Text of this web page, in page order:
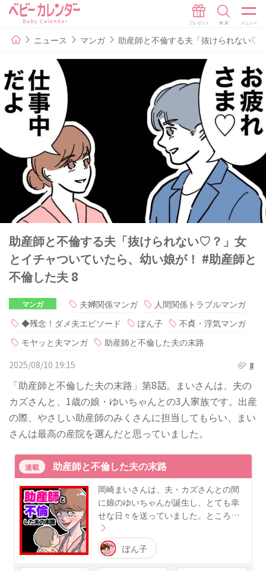
ニュース マンガ 助産師と不倫する夫「抜けられない♡
助産師と不倫する夫「抜けられない♡？」女
とイチャついていたら、幼い娘が！ #助産師と
不倫した夫 8
マンガ 夫婦関係マンガ
人間関係トラブルマンガ
◆残念！ダメ夫エピソード
ぽん子
不貞・浮気マンガ
モヤッと夫マンガ
助産師と不倫した夫の末路
2025/08/10 19:15
8
「助産師と不倫した夫の末路」第8話。まいさんは、夫の
カズさんと、1歳の娘・ゆいちゃんとの3人家族です。出産
の際、やさしい助産師のみくさんに担当してもらい、まい
さんは最高の産院を選んだと思っていました。
連載 助産師と不倫した夫の末路
岡崎まいさんは、夫・カズさんとの間
に娘のゆいちゃんが誕生し、とても幸
せな日々を送っていました。ところ…
ぽん子